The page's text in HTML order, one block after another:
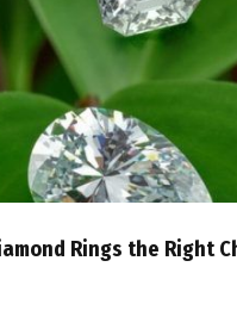
Rings the Right